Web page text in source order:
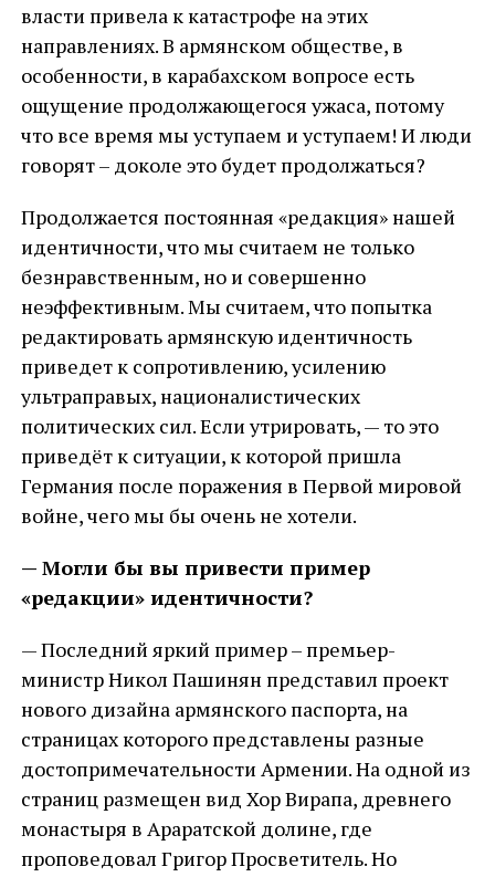
власти привела к катастрофе на этих
направлениях. В армянском обществе, в
особенности, в карабахском вопросе есть
ощущение продолжающегося ужаса, потому
что все время мы уступаем и уступаем! И люди
говорят – доколе это будет продолжаться?
Продолжается постоянная «редакция» нашей
идентичности, что мы считаем не только
безнравственным, но и совершенно
неэффективным. Мы считаем, что попытка
редактировать армянскую идентичность
приведет к сопротивлению, усилению
ультраправых, националистических
политических сил. Если утрировать, — то это
приведёт к ситуации, к которой пришла
Германия после поражения в Первой мировой
войне, чего мы бы очень не хотели.
— Могли бы вы привести пример
«редакции» идентичности?
— Последний яркий пример – премьер-
министр Никол Пашинян представил проект
нового дизайна армянского паспорта, на
страницах которого представлены разные
достопримечательности Армении. На одной из
страниц размещен вид Хор Вирапа, древнего
монастыря в Араратской долине, где
проповедовал Григор Просветитель. Но